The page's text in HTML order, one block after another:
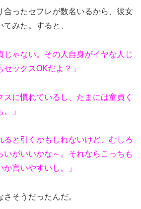
合ったセフレが数名いるから、彼女
みた。すると、
じゃない。その人自身がイヤな人じ
ックスOKだよ？」
スに慣れているし、たまには童貞く
」
ると引くかもしれないけど、むしろ
いがいいかな～。それならこっちも
言いやすいし。」
そうだったんだ。